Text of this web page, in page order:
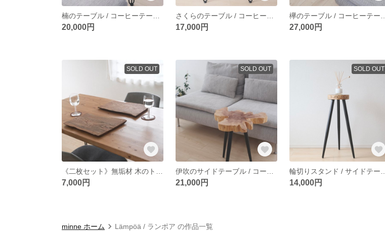
20,000円 17,000円 27,000円
SOLD OUT
7,000円
SOLD OUT
21,000円
SOLD OUT
14,000円
minne ホーム Lämpöä / ランポア の作品一覧